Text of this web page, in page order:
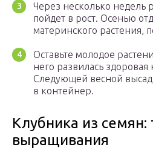
Через несколько недель
пойдет в рост. Осенью
материнского растения,
Оставьте молодое
него развилась здоровая
Следующей весной
в контейнер.
Клубника из семян:
выращивания